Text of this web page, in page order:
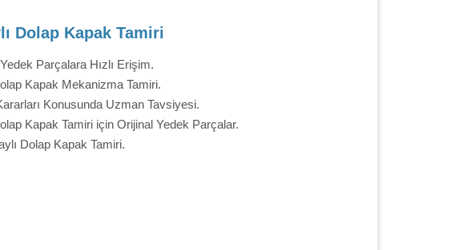
Dolap Kapak Tamiri
Parçalara Hızlı Erişim.
Kapak Mekanizma Tamiri.
Konusunda Uzman Tavsiyesi.
Kapak Tamiri için Orijinal Yedek Parçalar.
Dolap Kapak Tamiri.